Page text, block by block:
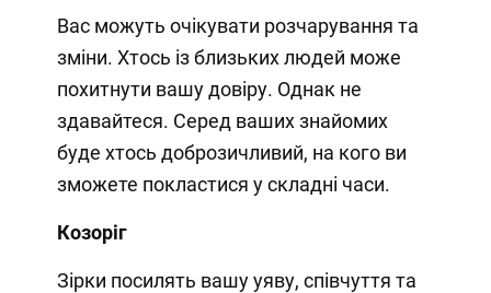
Вас можуть очікувати розчарування та
зміни. Хтось із близьких людей може
похитнути вашу довіру. Однак не
здавайтеся. Серед ваших знайомих
буде хтось доброзичливий, на кого ви
зможете покластися у складні часи.
Козоріг
Зірки посилять вашу уяву, співчуття та